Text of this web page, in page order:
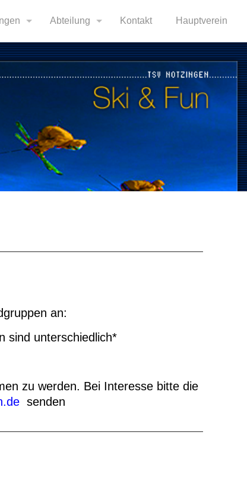
Abteilung Kontakt Hauptverein
an:
sind unterschiedlich*
zu werden. Bei Interesse bitte die
senden